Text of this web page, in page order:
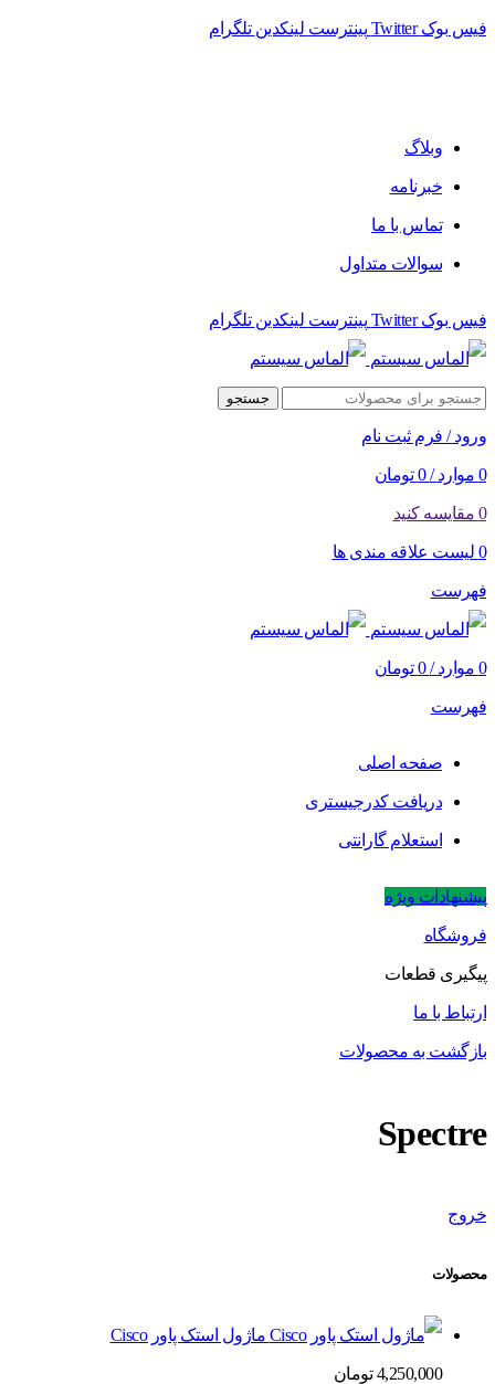
فیس بوک Twitter پینترست لینکدین تلگرام
وبلاگ
خبرنامه
تماس با ما
سوالات متداول
فیس بوک Twitter پینترست لینکدین تلگرام
جستجو
ورود / فرم ثبت نام
0 موارد /
0 تومان
0 مقایسه کنید
0 لیست علاقه مندی ها
فهرست
0 موارد /
0 تومان
فهرست
صفحه اصلی
دریافت کدرجیستری
استعلام گارانتی
پیشنهادات ویژه
فروشگاه
پیگیری قطعات
ارتباط با ما
بازگشت به محصولات
Spectre
خروج
محصولات
ماژول استک پاور Cisco
4,250,000 تومان